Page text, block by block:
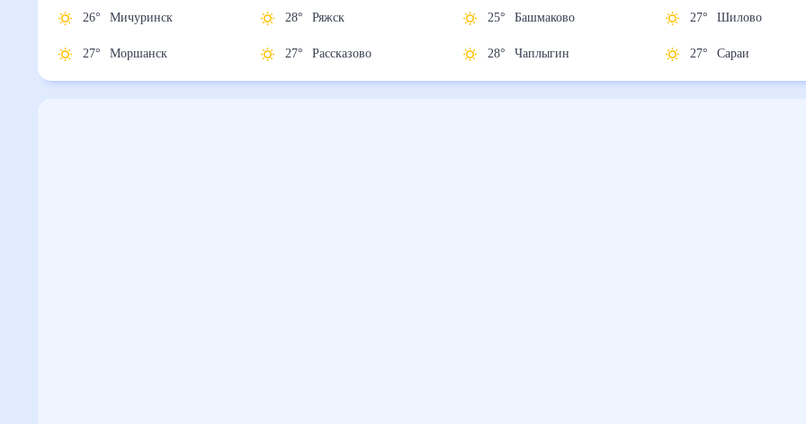
26° Мичуринск
27° Моршанск
28° Ряжск
27° Рассказово
25° Башмаково
28° Чаплыгин
27° Шилово
27° Сараи